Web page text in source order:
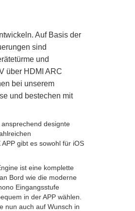
Auf Basis der
sind
und
über HDMI ARC
bei unserem
und bestechen mit
designte
gibt es sowohl für iOS
ist eine komplette
Bord wie die moderne
Eingangsstufe
in der APP wählen.
nun auch auf Wunsch in